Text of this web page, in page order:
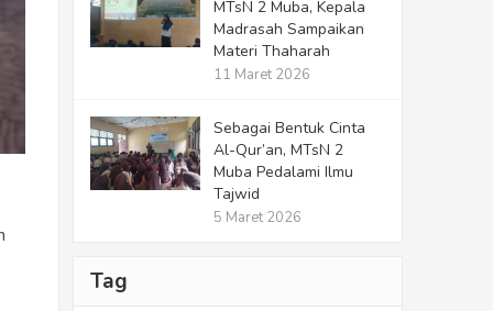
MTsN 2 Muba, Kepala
Madrasah Sampaikan
Materi Thaharah
11 Maret 2026
Sebagai Bentuk Cinta
Al-Qur’an, MTsN 2
Muba Pedalami Ilmu
Tajwid
5 Maret 2026
Tag